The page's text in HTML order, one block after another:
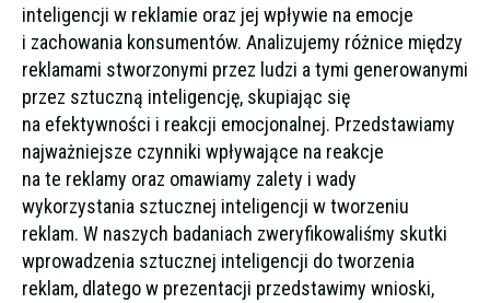
inteligencji w reklamie oraz jej wpływie na emocje
i zachowania konsumentów. Analizujemy różnice między
reklamami stworzonymi przez ludzi a tymi generowanymi
przez sztuczną inteligencję, skupiając się
na efektywności i reakcji emocjonalnej. Przedstawiamy
najważniejsze czynniki wpływające na reakcje
na te reklamy oraz omawiamy zalety i wady
wykorzystania sztucznej inteligencji w tworzeniu
reklam. W naszych badaniach zweryfikowaliśmy skutki
wprowadzenia sztucznej inteligencji do tworzenia
reklam, dlatego w prezentacji przedstawimy wnioski,